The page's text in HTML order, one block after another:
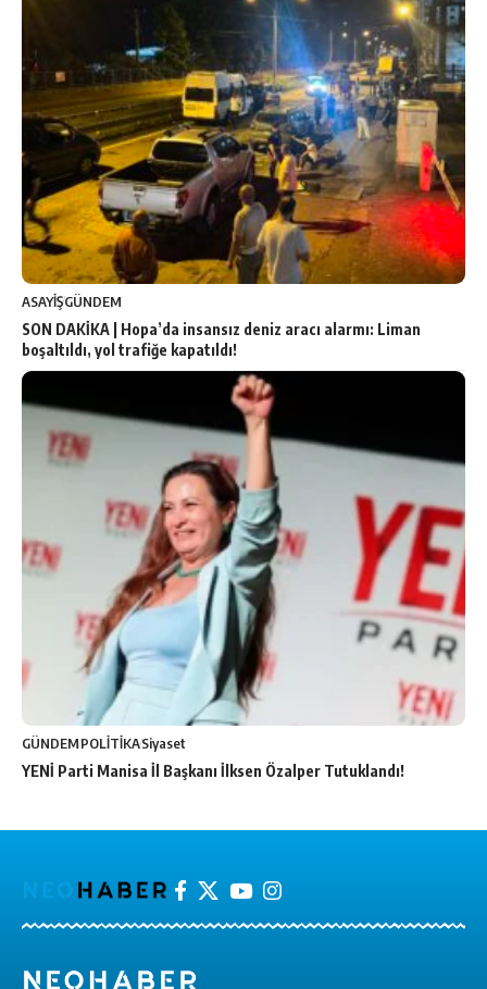
ASAYİŞGÜNDEM
SON DAKİKA | Hopa’da insansız deniz aracı alarmı: Liman
boşaltıldı, yol trafiğe kapatıldı!
GÜNDEMPOLİTİKASiyaset
YENİ Parti Manisa İl Başkanı İlksen Özalper Tutuklandı!